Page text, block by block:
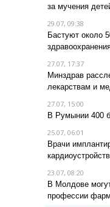
за мучения
29.07, 09:38
Бастуют около
27.07, 17:37
Минздрав
лекарствам и
27.07, 15:00
В Румынии 400
25.07, 06:01
Врачи
23.07, 08:20
В Молдове
профессии